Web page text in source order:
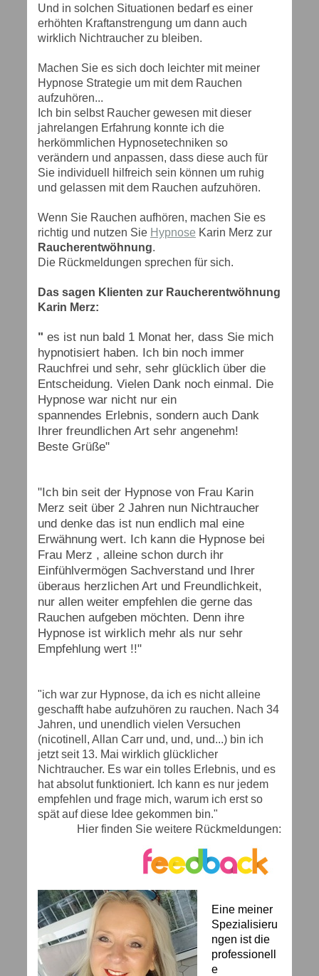
Und in solchen Situationen bedarf es einer
erhöhten Kraftanstrengung um dann auch
wirklich Nichtraucher zu bleiben.
Machen Sie es sich doch leichter mit meiner
Hypnose Strategie um mit dem Rauchen
aufzuhören...
Ich bin selbst Raucher gewesen mit dieser
jahrelangen Erfahrung konnte ich die
herkömmlichen Hypnosetechniken so
verändern und anpassen, dass diese auch für
Sie individuell hilfreich sein können um ruhig
und gelassen mit dem Rauchen aufzuhören.
Wenn Sie Rauchen aufhören, machen Sie es
richtig und nutzen Sie Hypnose Karin Merz zur
Raucherentwöhnung.
Die Rückmeldungen sprechen für sich.
Das sagen Klienten zur Raucherentwöhnung
Karin Merz:
" es ist nun bald 1 Monat her, dass Sie mich
hypnotisiert haben. Ich bin noch immer
Rauchfrei und sehr, sehr glücklich über die
Entscheidung. Vielen Dank noch einmal. Die
Hypnose war nicht nur ein
spannendes Erlebnis, sondern auch Dank
Ihrer freundlichen Art sehr angenehm!
Beste Grüße"
"Ich bin seit der Hypnose von Frau Karin
Merz seit über 2 Jahren nun Nichtraucher
und denke das ist nun endlich mal eine
Erwähnung wert. Ich kann die Hypnose bei
Frau Merz , alleine schon durch ihr
Einfühlvermögen Sachverstand und Ihrer
überaus herzlichen Art und Freundlichkeit,
nur allen weiter empfehlen die gerne das
Rauchen aufgeben möchten. Denn ihre
Hypnose ist wirklich mehr als nur sehr
Empfehlung wert !!"
"ich war zur Hypnose, da ich es nicht alleine
geschafft habe aufzuhören zu rauchen. Nach 34
Jahren, und unendlich vielen Versuchen
(nicotinell, Allan Carr und, und, und...) bin ich
jetzt seit 13. Mai wirklich glücklicher
Nichtraucher. Es war ein tolles Erlebnis, und es
hat absolut funktioniert. Ich kann es nur jedem
empfehlen und frage mich, warum ich erst so
spät auf diese Idee gekommen bin."
Hier finden Sie weitere Rückmeldungen:
Eine meiner
Spezialisieru
ngen ist die
professionell
e